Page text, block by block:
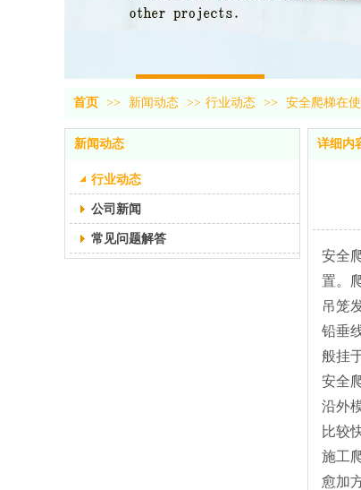
首页 >> 新闻动态 >> 行业动态 >> 安全爬梯在
新闻动态
行业动态
公司新闻
常见问题解答
详细内
安全
置。
吊笼
铅垂
般挂
安全
沿外
比较
施工
愈加